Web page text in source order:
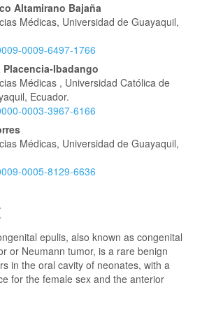
Altamirano Bajaña
Médicas, Universidad de Guayaquil,
0009-6497-1766
Placencia-Ibadango
Médicas , Universidad Católica de
Ecuador.
0003-3967-6166
Médicas, Universidad de Guayaquil,
0005-8129-6636
epulis, also known as congenital
or Neumann tumor, is a rare benign
in the oral cavity of neonates, with a
for the female sex and the anterior